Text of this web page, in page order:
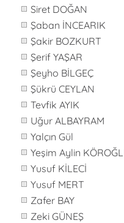
Siret DOĞAN
Şaban İNCEARIK
Şakir BOZKURT
Şerif YAŞAR
Şeyho BİLGEÇ
Şükrü CEYLAN
Tevfik AYIK
Uğur ALBAYRAM
Yalçın Gül
Yeşim Aylin
Yusuf KİLECİ
Yusuf MERT
Zafer BAY
Zeki GÜNEŞ